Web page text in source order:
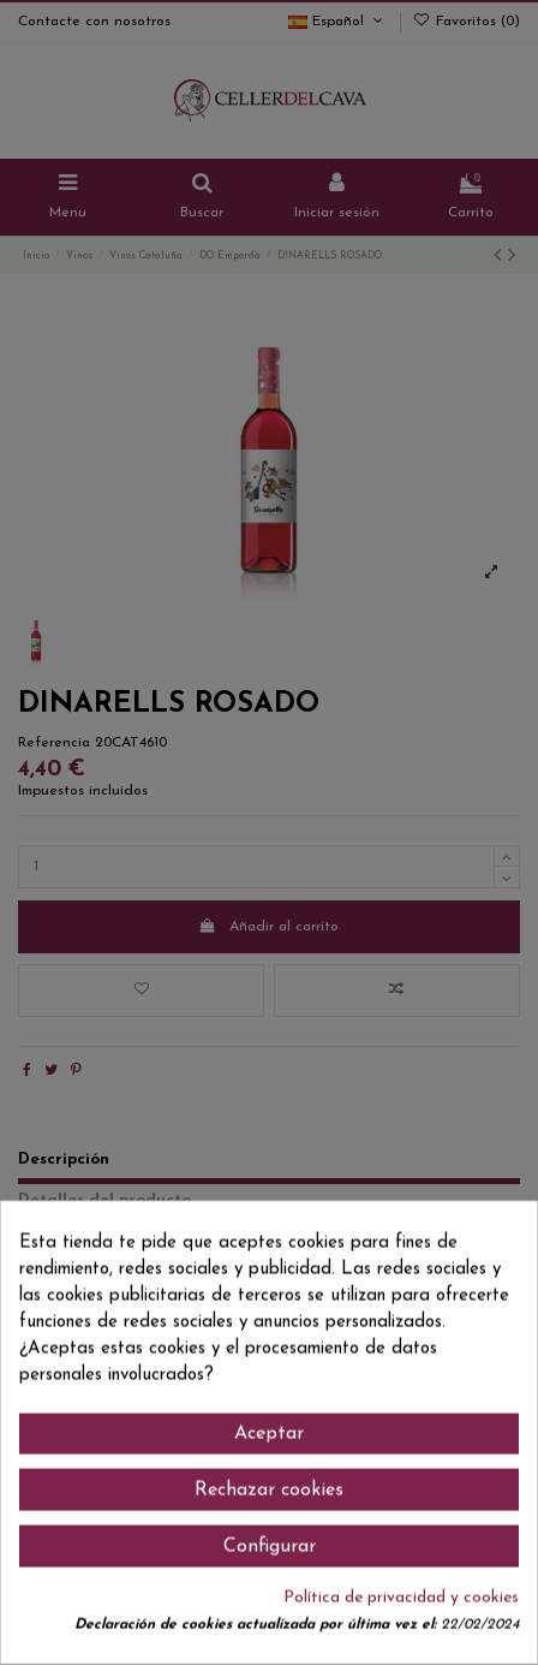
Contacte con nosotros Español Favoritos (0)
Menu Buscar Iniciar sesión
0
Carrito
Inicio Vinos Vinos Cataluña DO Empordà DINARELLS ROSADO
DINARELLS ROSADO
Referencia 20CAT4610
4,40 €
Impuestos incluidos
Añadir al carrito
Descripción
Detalles del producto
Reviews(0)
Garnacha negra y Cariñena Color cereza claro con tonalidades violáceas,
brillante y nítido. Aromas intensos de frutas rojas con notas florales. En
boca es fresco, equilibrado y con un final amílico.
Esta tienda te pide que aceptes cookies para fines de
rendimiento, redes sociales y publicidad. Las redes sociales y
las cookies publicitarias de terceros se utilizan para ofrecerte
funciones de redes sociales y anuncios personalizados.
¿Aceptas estas cookies y el procesamiento de datos
personales involucrados?
Aceptar
Rechazar cookies
Configurar
Política de privacidad y cookies
Declaración de cookies actualizada por última vez el:22/02/2024